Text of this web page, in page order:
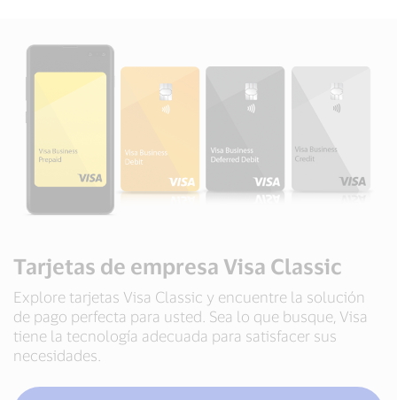
Tarjetas de empresa Visa Classic
Explore tarjetas Visa Classic y encuentre la solución
de pago perfecta para usted. Sea lo que busque, Visa
tiene la tecnología adecuada para satisfacer sus
necesidades.